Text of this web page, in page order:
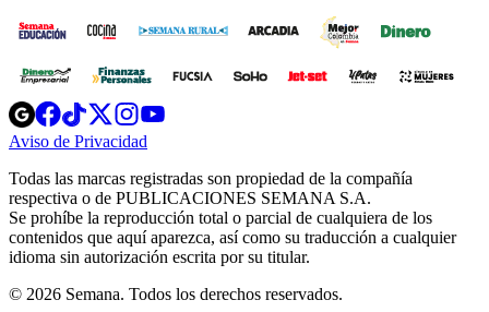
Opens
in
new
Opens
in
new
Opens
in
new
window
Opens
new
windowwindow
Aviso de Privacidad
new
window
Todas las marcas registradas son propiedad de la compañía
respectiva o de PUBLICACIONES SEMANA S.A.
Se prohíbe la reproducción total o parcial de cualquiera de los
contenidos que aquí aparezca, así como su traducción a cualquier
idioma sin autorización escrita por su titular.
© 2026 Semana. Todos los derechos reservados.